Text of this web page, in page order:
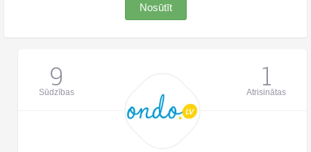
Nosūtīt
9
Sūdzības 1
Atrisinātas